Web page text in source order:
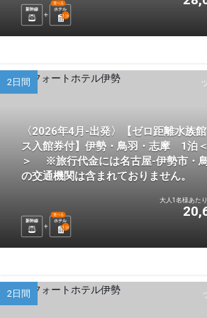
新幹線 ホテル
選べる
1 泊
2日間
〈2026年4月-出発〉【ゼロ距離水族
ス入館券付】伊勢・鳥羽・志摩 1泊
＞ ※旅行代金には名古屋-伊勢市・
の交通機関は含まれておりません。
新幹線 ホテル
選べる
1 泊
大人1名様あた
2日間